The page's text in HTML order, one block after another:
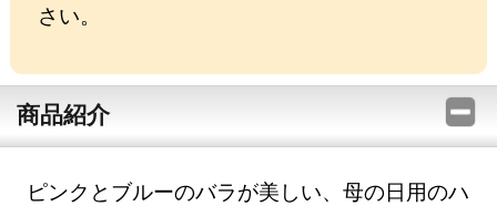
さい。
商品紹介
ピンクとブルーのバラが美しい、母の日用のハ